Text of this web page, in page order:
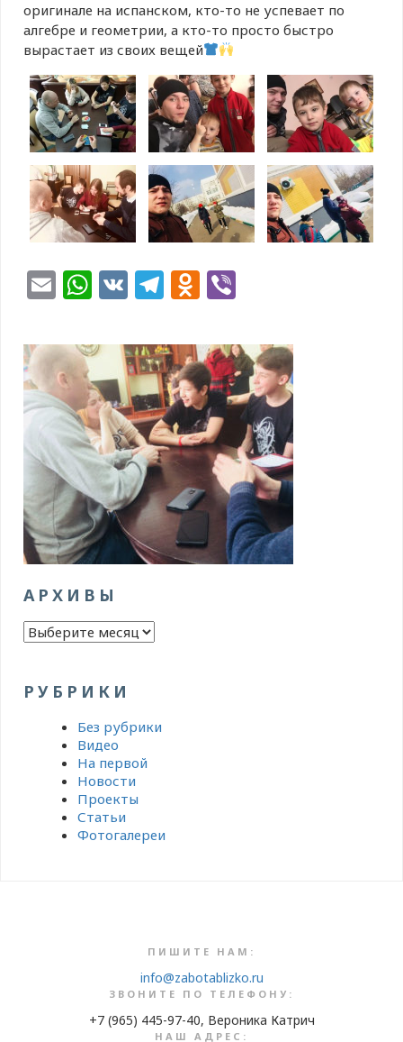
оригинале на испанском, кто-то не успевает по
алгебре и геометрии, а кто-то просто быстро
вырастает из своих вещей
EmailWhatsApp
VK Telegram
Odnoklassniki
АРХИВЫ
Архивы
РУБРИКИ
Без рубрики
Видео
На первой
Новости
Проекты
Статьи
Фотогалереи
ПИШИТЕ НАМ:
info@zabotablizko.ru
ЗВОНИТЕ ПО ТЕЛЕФОНУ:
+7 (965) 445-97-40, Вероника Катрич
НАШ АДРЕС: